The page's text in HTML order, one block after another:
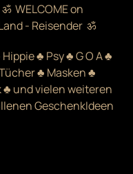
WELCOME on
- Reisender ॐ
♣ Psy ♣ G O A ♣
♣ Masken ♣
und vielen weiteren
GeschenkIdeen